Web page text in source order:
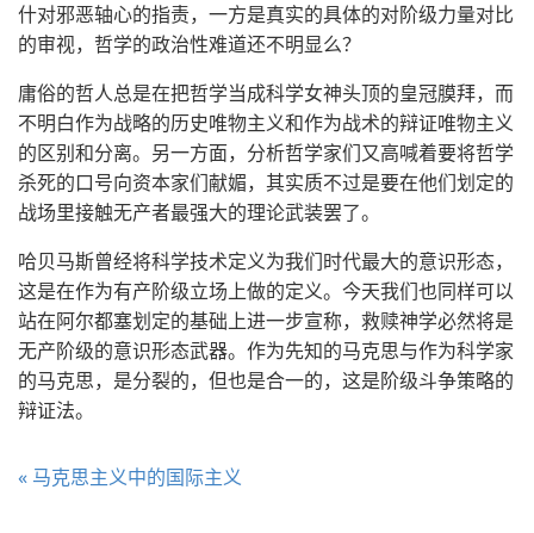
什对邪恶轴心的指责，一方是真实的具体的对阶级力量对比
的审视，哲学的政治性难道还不明显么？
庸俗的哲人总是在把哲学当成科学女神头顶的皇冠膜拜，而
不明白作为战略的历史唯物主义和作为战术的辩证唯物主义
的区别和分离。另一方面，分析哲学家们又高喊着要将哲学
杀死的口号向资本家们献媚，其实质不过是要在他们划定的
战场里接触无产者最强大的理论武装罢了。
哈贝马斯曾经将科学技术定义为我们时代最大的意识形态，
这是在作为有产阶级立场上做的定义。今天我们也同样可以
站在阿尔都塞划定的基础上进一步宣称，救赎神学必然将是
无产阶级的意识形态武器。作为先知的马克思与作为科学家
的马克思，是分裂的，但也是合一的，这是阶级斗争策略的
辩证法。
« 马克思主义中的国际主义